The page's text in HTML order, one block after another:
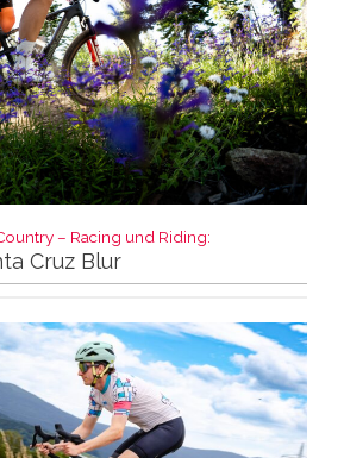
– Racing und Riding:
Cruz Blur